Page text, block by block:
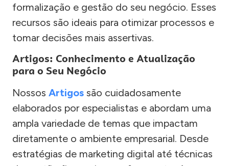
formalização e gestão do seu negócio. Esses
recursos são ideais para otimizar processos e
tomar decisões mais assertivas.
Artigos: Conhecimento e Atualização
para o Seu Negócio
Nossos Artigos são cuidadosamente
elaborados por especialistas e abordam uma
ampla variedade de temas que impactam
diretamente o ambiente empresarial. Desde
estratégias de marketing digital até técnicas